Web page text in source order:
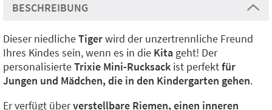
BESCHREIBUNG
Dieser niedlicheTigerwird der unzertrennliche Freund
Ihres Kindes sein, wenn es in die Kita geht! Der
personalisierteTrixie Mini-Rucksack ist perfektfür
Jungen und Mädchen, die in den Kindergarten gehen.
Er verfügt überverstellbare Riemen, einen inneren